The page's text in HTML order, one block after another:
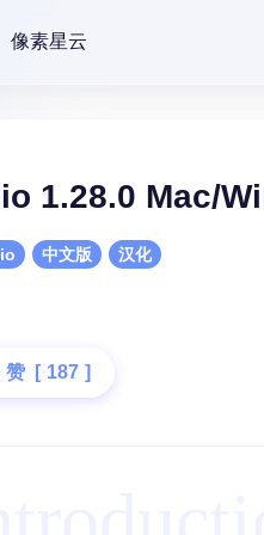
像素星云
1.28.0 Mac/
中文版 汉化
赞 [ 187 ]